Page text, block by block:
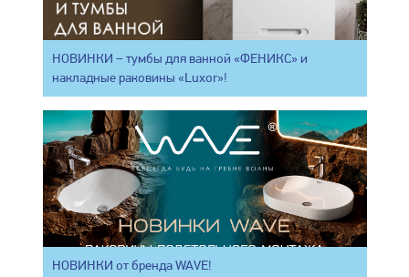
НОВИНКИ – тумбы для ванной «ФЕНИКС» и
накладные раковины «Luxor»!
НОВИНКИ от бренда WAVE!